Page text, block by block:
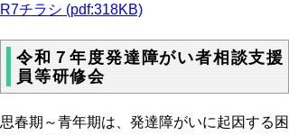
R7チラシ (pdf:318KB)
令和７年度発達障がい者相談支援
員等研修会
思春期～青年期は、発達障がいに起因する困